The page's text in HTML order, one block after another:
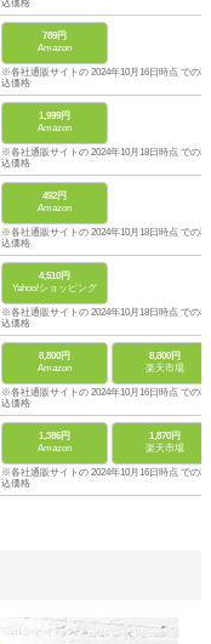
込価格
789円
Amazon
※各社通販サイトの 2024年10月16日時点 での税
込価格
1,999円
Amazon
※各社通販サイトの 2024年10月18日時点 での税
込価格
492円
Amazon
※各社通販サイトの 2024年10月18日時点 での税
込価格
4,510円
Yahoo!ショッピング
※各社通販サイトの 2024年10月18日時点 での税
込価格
8,800円
Amazon
8,800円
楽天市場
※各社通販サイトの 2024年10月16日時点 での税
込価格
1,386円
Amazon
1,870円
楽天市場
※各社通販サイトの 2024年10月16日時点 での税
込価格